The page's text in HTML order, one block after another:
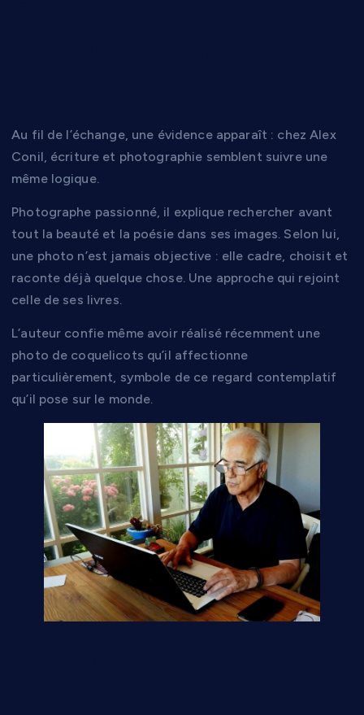
Au fil de l’échange, une évidence apparaît : chez Alex
Conil, écriture et photographie semblent suivre une
même logique.
Photographe passionné, il explique rechercher avant
tout la beauté et la poésie dans ses images. Selon lui,
une photo n’est jamais objective : elle cadre, choisit et
raconte déjà quelque chose. Une approche qui rejoint
celle de ses livres.
L’auteur confie même avoir réalisé récemment une
photo de coquelicots qu’il affectionne
particulièrement, symbole de ce regard contemplatif
qu’il pose sur le monde.